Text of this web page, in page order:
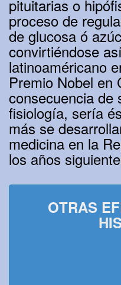
pituitarias o
proceso de
de glucosa ó
convirtiéndose
latinoaméricano
Premio Nobel en
consecuencia de
fisiología, sería
más se
medicina en la
los años
OTRAS